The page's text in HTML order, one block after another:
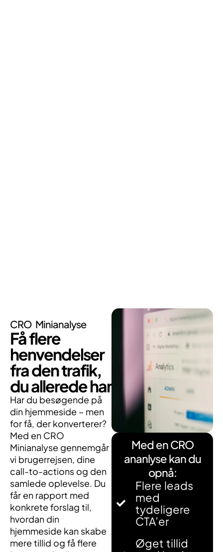
CRO Minianalyse
Få flere
henvendelser
fra den trafik,
du allerede har
Har du besøgende på
din hjemmeside – men
for få, der konverterer?
Med en CRO
Minianalyse gennemgår
vi brugerrejsen, dine
call-to-actions og den
samlede oplevelse. Du
får en rapport med
konkrete forslag til,
hvordan din
hjemmeside kan skabe
mere tillid og få flere
Med en CRO
ananlyse kan du
opnå:
Flere leads
med
tydeligere
CTA’er
Øget tillid